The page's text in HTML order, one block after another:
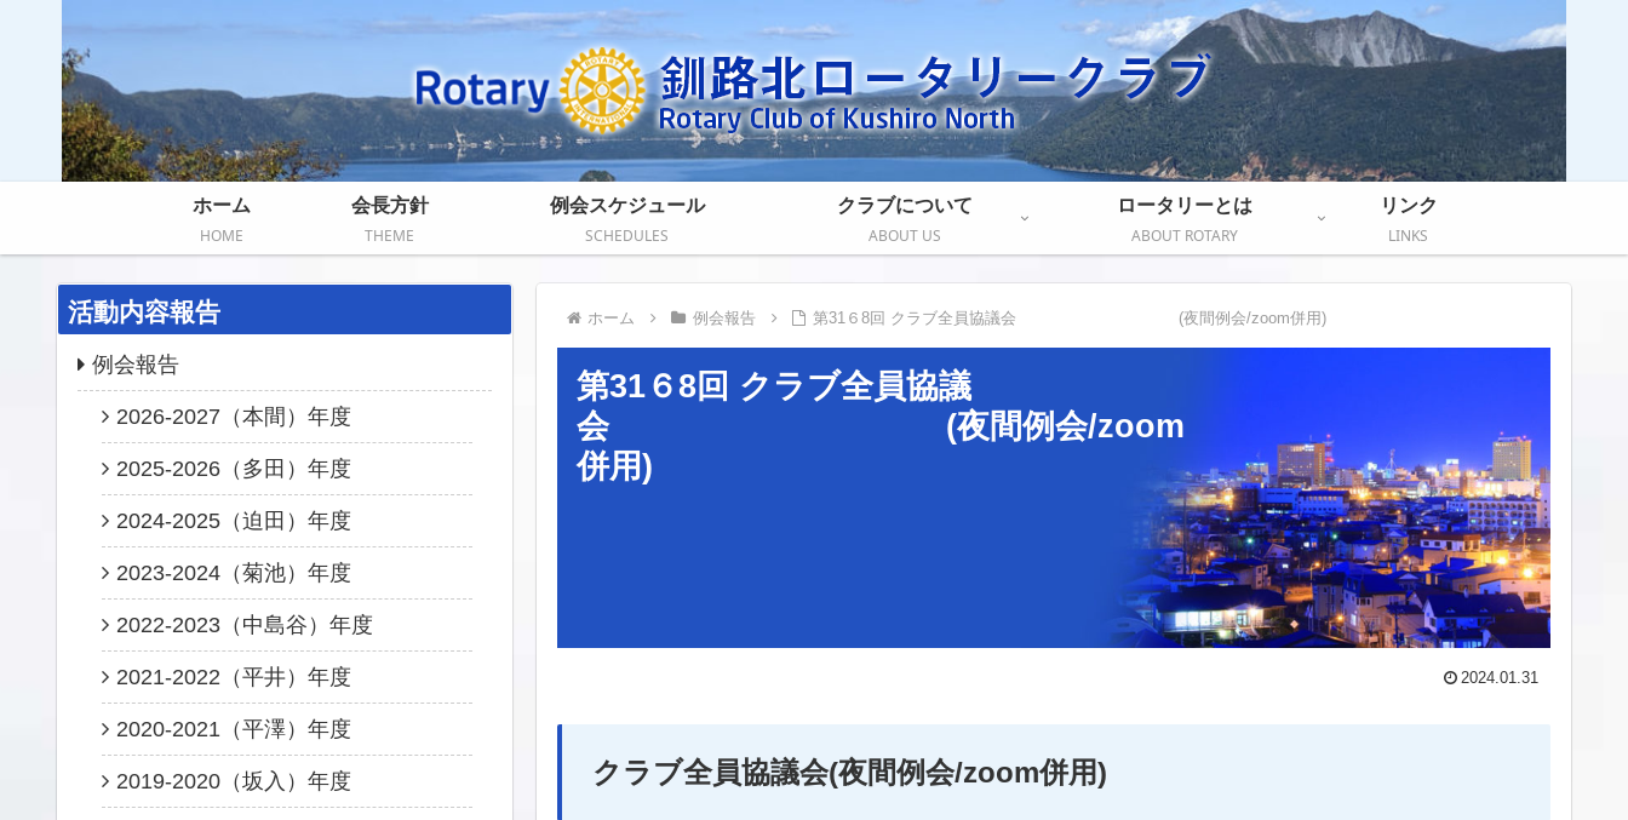
ホーム
HOME
会長方針
THEME
例会スケジュール
SCHEDULES
クラブについて
ABOUT US
ロータリーとは
ABOUT ROTARY
リンク
LINKS
ホーム 例会報告 第31６8回 クラブ全員協議会 (夜間例会/zoom併用)
第31６8回 クラブ全員協議
会 (夜間例会/zoom
併用)
2024.01.31
クラブ全員協議会(夜間例会/zoom併用)
活動内容報告
例会報告
2026-2027（本間）年度
2025-2026（多田）年度
2024-2025（迫田）年度
2023-2024（菊池）年度
2022-2023（中島谷）年度
2021-2022（平井）年度
2020-2021（平澤）年度
2019-2020（坂入）年度